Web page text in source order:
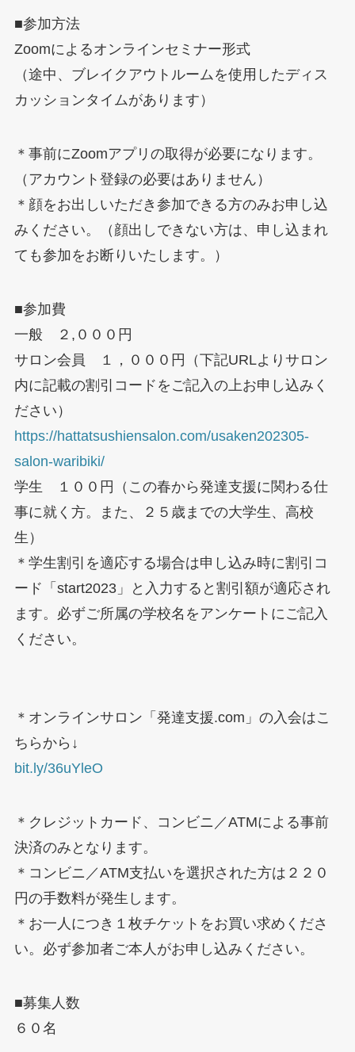
■参加方法
Zoomによるオンラインセミナー形式
（途中、ブレイクアウトルームを使用したディス
カッションタイムがあります）
＊事前にZoomアプリの取得が必要になります。
（アカウント登録の必要はありません）
＊顔をお出しいただき参加できる方のみお申し込
みください。（顔出しできない方は、申し込まれ
ても参加をお断りいたします。）
■参加費
一般 ２,０００円
サロン会員 １，０００円（下記URLよりサロン
内に記載の割引コードをご記入の上お申し込みく
ださい）
https://hattatsushiensalon.com/usaken202305-
salon-waribiki/
学生 １００円（この春から発達支援に関わる仕
事に就く方。また、２５歳までの大学生、高校
生）
＊学生割引を適応する場合は申し込み時に割引コ
ード「start2023」と入力すると割引額が適応され
ます。必ずご所属の学校名をアンケートにご記入
ください。
＊オンラインサロン「発達支援.com」の入会はこ
ちらから↓
bit.ly/36uYleO
＊クレジットカード、コンビニ／ATMによる事前
決済のみとなります。
＊コンビニ／ATM支払いを選択された方は２２０
円の手数料が発生します。
＊お一人につき１枚チケットをお買い求めくださ
い。必ず参加者ご本人がお申し込みください。
■募集人数
６０名